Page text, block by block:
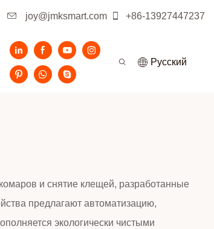
joy@jmksmart.com +86-13927447237
Pусский
и снятие клещей, разработанные
предлагают автоматизацию,
экологически чистыми